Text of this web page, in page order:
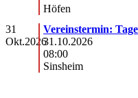
Höfen
31
Okt.2026
Vereinstermin:
31.10.2026
08:00
Sinsheim